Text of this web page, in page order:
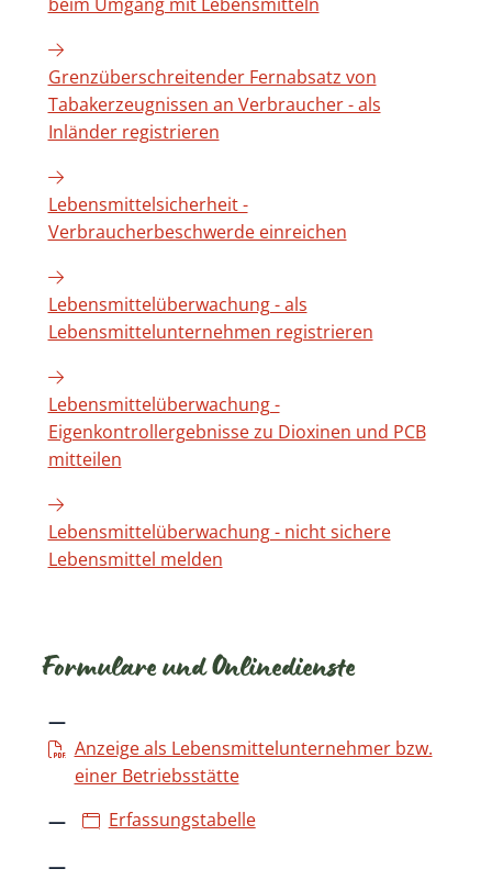
Grenzüberschreitender Fernabsatz von
Tabakerzeugnissen an Verbraucher - als
Inländer registrieren
Lebensmittelsicherheit -
Verbraucherbeschwerde einreichen
Lebensmittelüberwachung - als
Lebensmittelunternehmen registrieren
Lebensmittelüberwachung -
Eigenkontrollergebnisse zu Dioxinen und PCB
mitteilen
Lebensmittelüberwachung - nicht sichere
Lebensmittel melden
Formulare und Onlinedienste
Anzeige als Lebensmittelunternehmer bzw.
einer Betriebsstätte
Erfassungstabelle